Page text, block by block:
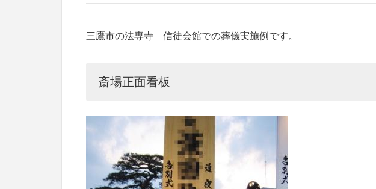
三鷹市の法専寺 信徒会館での葬儀実施例です。
斎場正面看板